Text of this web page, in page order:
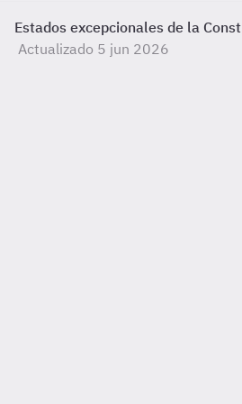
Estados excepcionales de la
Actualizado 5 jun 2026